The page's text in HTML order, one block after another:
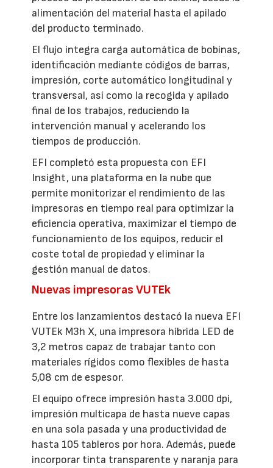
alimentación del material hasta el apilado
del producto terminado.
El flujo integra carga automática de bobinas,
identificación mediante códigos de barras,
impresión, corte automático longitudinal y
transversal, así como la recogida y apilado
final de los trabajos, reduciendo la
intervención manual y acelerando los
tiempos de producción.
EFI completó esta propuesta con EFI
Insight, una plataforma en la nube que
permite monitorizar el rendimiento de las
impresoras en tiempo real para optimizar la
eficiencia operativa, maximizar el tiempo de
funcionamiento de los equipos, reducir el
coste total de propiedad y eliminar la
gestión manual de datos.
Nuevas impresoras VUTEk
Entre los lanzamientos destacó la nueva EFI
VUTEk M3h X, una impresora híbrida LED de
3,2 metros capaz de trabajar tanto con
materiales rígidos como flexibles de hasta
5,08 cm de espesor.
El equipo ofrece impresión hasta 3.000 dpi,
impresión multicapa de hasta nueve capas
en una sola pasada y una productividad de
hasta 105 tableros por hora. Además, puede
incorporar tinta transparente y naranja para